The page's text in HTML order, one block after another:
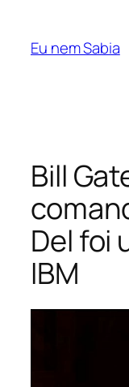
Eu nem Sabia
Bill
Del foi
IBM